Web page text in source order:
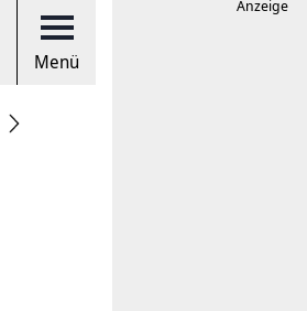
Menü
Anzeige